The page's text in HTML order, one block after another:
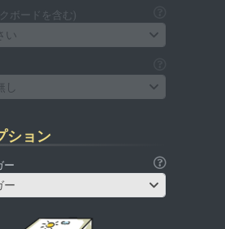
ボードを含む)
い
ション
ー
ー